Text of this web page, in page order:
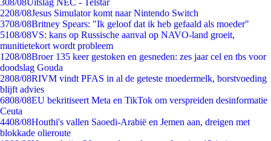
308/08Uitslag NEC - Telstar
2208/08Jesus Simulator komt naar Nintendo Switch
3708/08Britney Spears: "Ik geloof dat ik heb gefaald als moeder"
5108/08VS: kans op Russische aanval op NAVO-land groeit,
munitietekort wordt probleem
1208/08Broer 135 keer gestoken en gesneden: zes jaar cel en tbs voor
doodslag Gouda
2808/08RIVM vindt PFAS in al de geteste moedermelk, borstvoeding
blijft advies
6808/08EU bekritiseert Meta en TikTok om verspreiden desinformatie
Ceuta
4408/08Houthi's vallen Saoedi-Arabië en Jemen aan, dreigen met
blokkade olieroute